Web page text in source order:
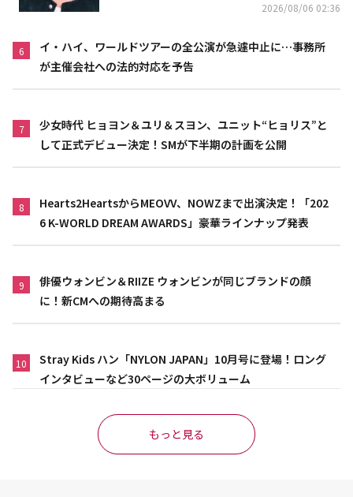
2026/08/06 02:36
6
イ・ハイ、ワールドツアーの全公演が急遽中止に…事務所
が主催会社への法的対応を予告
7
少女時代 ヒョヨン＆ユリ＆スヨン、ユニット“ヒョリス”と
して正式デビュー決定！SMが下半期の計画を公開
8
Hearts2HeartsからMEOVV、NOWZまで出演決定！「202
6 K-WORLD DREAM AWARDS」豪華ラインナップ発表
9
俳優ウォンビン＆RIIZE ウォンビンが同じブランドの顔
に！新CMへの期待高まる
10
Stray Kids ハン「NYLON JAPAN」10月号に登場！ロング
インタビューなど30ページの大ボリューム
もっと見る